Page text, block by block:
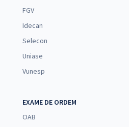
FGV
Idecan
Selecon
Uniase
Vunesp
EXAME DE ORDEM
OAB